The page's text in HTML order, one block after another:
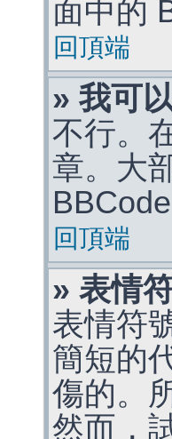
面中的
回頂端
» 我可
不行。
章。大
回頂端
» 表情
表情符
簡短的
傷的。
然而，